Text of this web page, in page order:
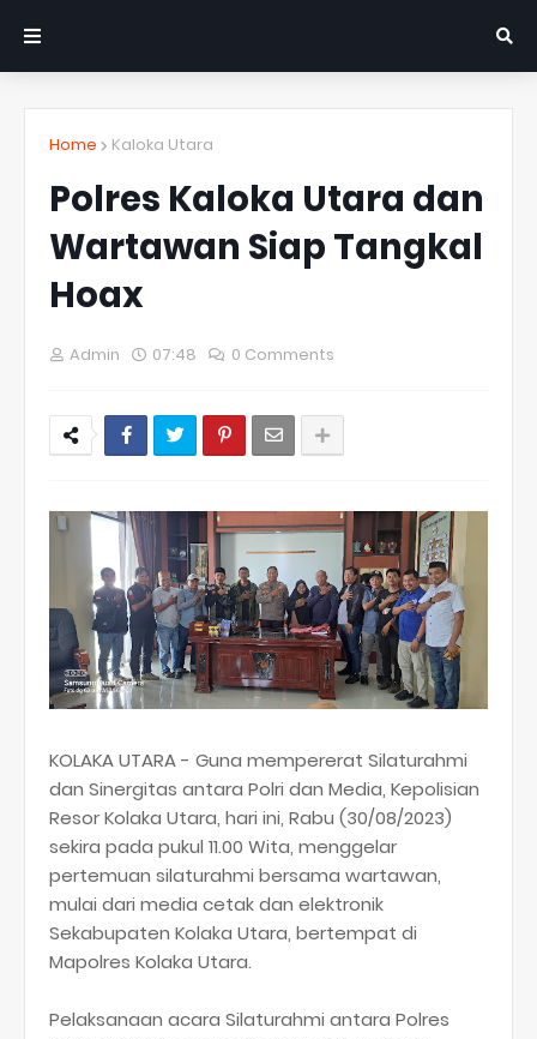
Home Kaloka Utara
Polres Kaloka Utara dan
Wartawan Siap Tangkal
Hoax
Admin 07:48 0 Comments
KOLAKA UTARA - Guna mempererat Silaturahmi
dan Sinergitas antara Polri dan Media, Kepolisian
Resor Kolaka Utara, hari ini, Rabu (30/08/2023)
sekira pada pukul 11.00 Wita, menggelar
pertemuan silaturahmi bersama wartawan,
mulai dari media cetak dan elektronik
Sekabupaten Kolaka Utara, bertempat di
Mapolres Kolaka Utara.
Pelaksanaan acara Silaturahmi antara Polres